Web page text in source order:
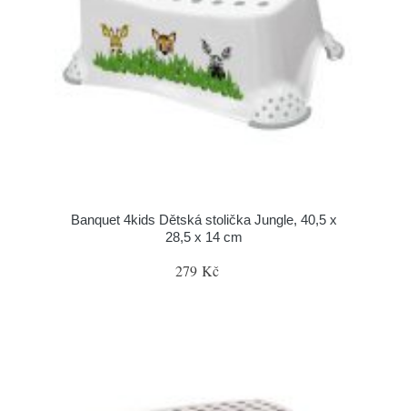
Banquet 4kids Dětská stolička Jungle, 40,5 x
28,5 x 14 cm
279 Kč